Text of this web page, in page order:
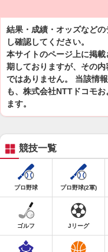
結果・成績・オッズなど
し確認してください。
本サイトのページ上に掲
期しておりますが、その
ではありません。 当該情
も、株式会社NTTドコモ
ます。
競技一覧
プロ野球 プロ野球(2軍)
ゴルフ Jリーグ